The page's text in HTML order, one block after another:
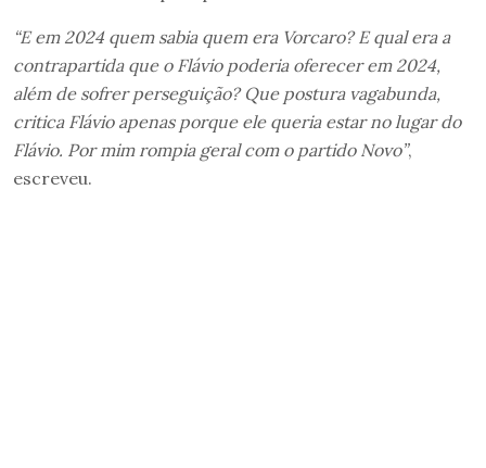
“E em 2024 quem sabia quem era Vorcaro? E qual era a
contrapartida que o Flávio poderia oferecer em 2024,
além de sofrer perseguição? Que postura vagabunda,
critica Flávio apenas porque ele queria estar no lugar do
Flávio. Por mim rompia geral com o partido Novo”,
escreveu.